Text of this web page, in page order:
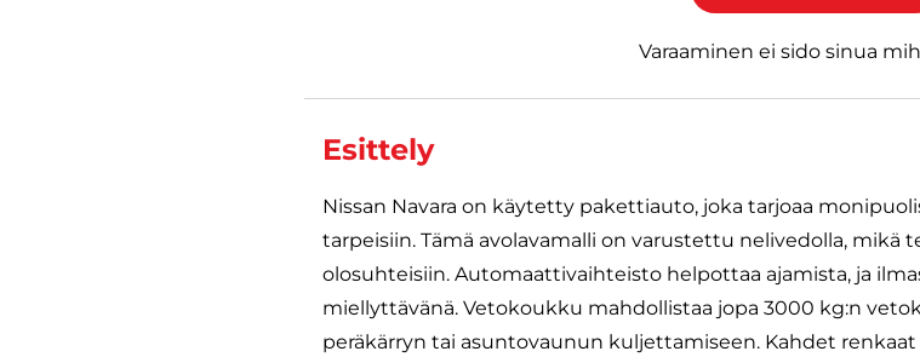
Varaaminen ei sido sinua
Esittely
Nissan Navara on käytetty pakettiauto, joka tarjoaa
tarpeisiin. Tämä avolavamalli on varustettu nelivedolla, mikä
olosuhteisiin. Automaattivaihteisto helpottaa ajamista, ja
miellyttävänä. Vetokoukku mahdollistaa jopa 3000 kg:n
peräkärryn tai asuntovaunun kuljettamiseen. Kahdet